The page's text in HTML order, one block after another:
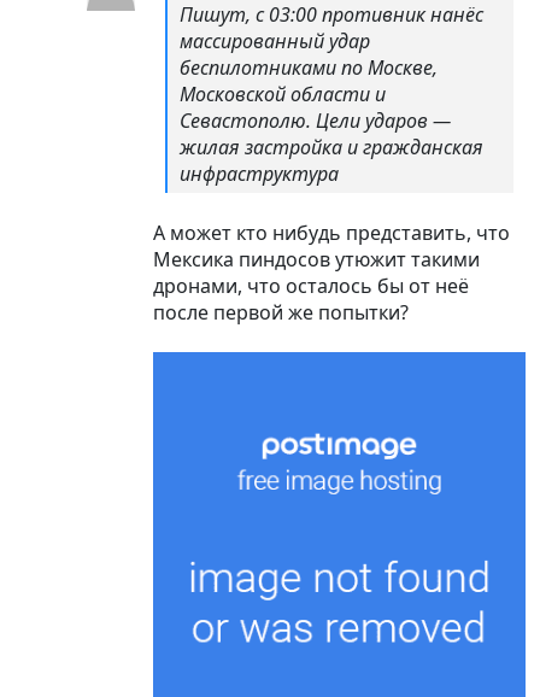
Пишут, с 03:00 противник нанёс
массированный удар
беспилотниками по Москве,
Московской области и
Севастополю. Цели ударов —
жилая застройка и гражданская
инфраструктура
А может кто нибудь представить, что
Мексика пиндocов утюжит такими
дронами, что осталось бы от неё
после первой же попытки?